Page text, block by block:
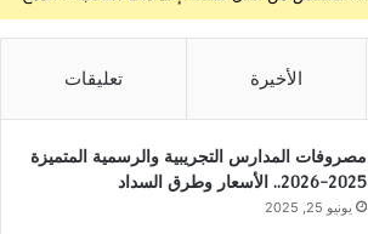
الأخيرة تعليقات
مصروفات المدارس التجريبية والرسمية المتميزة
2025-2026.. الأسعار وطرق السداد
يونيو 25, 2025